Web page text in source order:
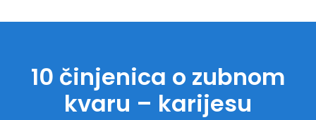
10 činjenica o zubnom
kvaru – karijesu